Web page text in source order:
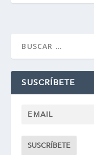
SUSCRÍBETE